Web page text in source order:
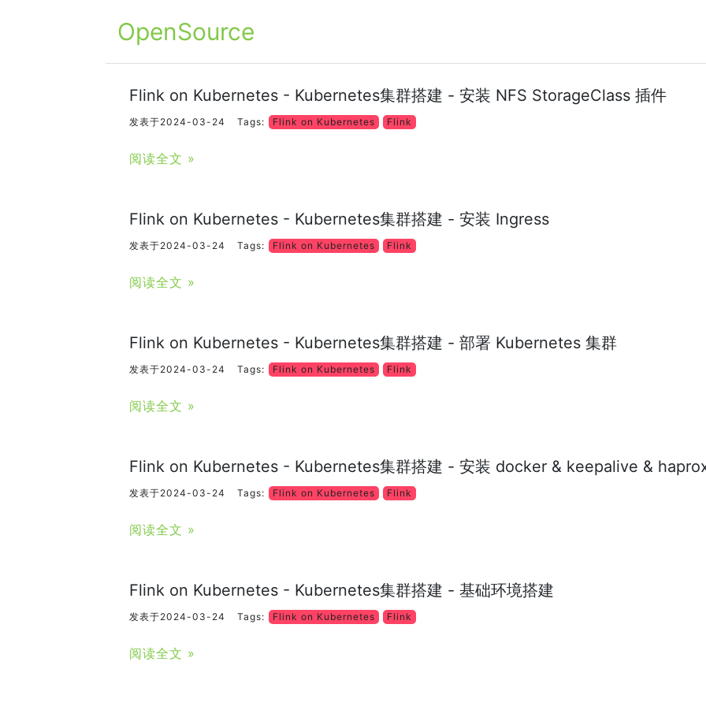
OpenSource
Flink on Kubernetes - Kubernetes集群搭建 - 安装 NFS StorageClass 插件
发表于2024-03-24 Tags: Flink on Kubernetes Flink
阅读全文 »
Flink on Kubernetes - Kubernetes集群搭建 - 安装 Ingress
发表于2024-03-24 Tags: Flink on Kubernetes Flink
阅读全文 »
Flink on Kubernetes - Kubernetes集群搭建 - 部署 Kubernetes 集群
发表于2024-03-24 Tags: Flink on Kubernetes Flink
阅读全文 »
Flink on Kubernetes - Kubernetes集群搭建 - 安装 docker & keepalive &
发表于2024-03-24 Tags: Flink on Kubernetes Flink
阅读全文 »
Flink on Kubernetes - Kubernetes集群搭建 - 基础环境搭建
发表于2024-03-24 Tags: Flink on Kubernetes Flink
阅读全文 »